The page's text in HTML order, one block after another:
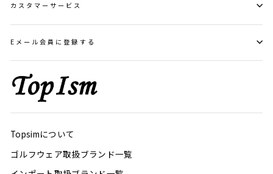
カスタマーサービス
Eメール会員に登録する
Topsimについて
ゴルフウェア取扱ブランド一覧